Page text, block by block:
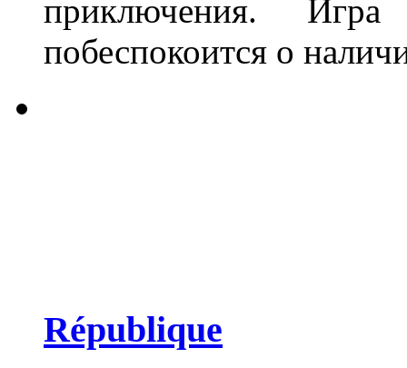
приключения.
побеспокоится о
République